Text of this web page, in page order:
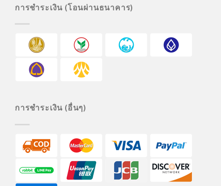
การชำระเงิน (โอนผ่านธนาคาร)
การชำระเงิน (อื่นๆ)